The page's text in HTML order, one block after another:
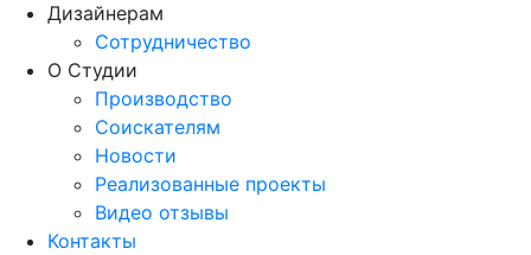
Дизайнерам
Сотрудничество
О Студии
Производство
Соискателям
Новости
Реализованные проекты
Видео отзывы
Контакты